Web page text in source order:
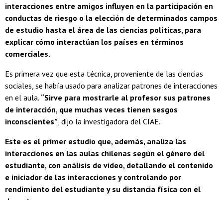
interacciones entre amigos influyen en la participación en
conductas de riesgo o la elección de determinados campos
de estudio hasta el área de las ciencias políticas, para
explicar cómo interactúan los países en términos
comerciales.
Es primera vez que esta técnica, proveniente de las ciencias
sociales, se había usado para analizar patrones de interacciones
en el aula. “Sirve para mostrarle al profesor sus patrones
de interacción, que muchas veces tienen sesgos
inconscientes”, dijo la investigadora del CIAE.
Este es el primer estudio que, además, analiza las
interacciones en las aulas chilenas según el género del
estudiante, con análisis de video, detallando el contenido
e iniciador de las interacciones y controlando por
rendimiento del estudiante y su distancia física con el